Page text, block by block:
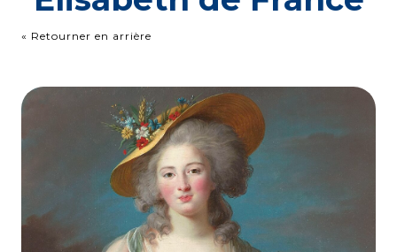
« Retourner en arrière